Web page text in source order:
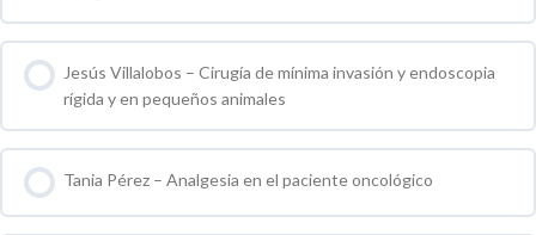
0 % COMPLETO 0 / 0 pasos
Jesús Villalobos – Cirugía de mínima invasión y endoscopia
rígida y en pequeños animales
0 % COMPLETO 0 / 0 pasos
Tania Pérez – Analgesia en el paciente oncológico
0 % COMPLETO 0 / 0 pasos